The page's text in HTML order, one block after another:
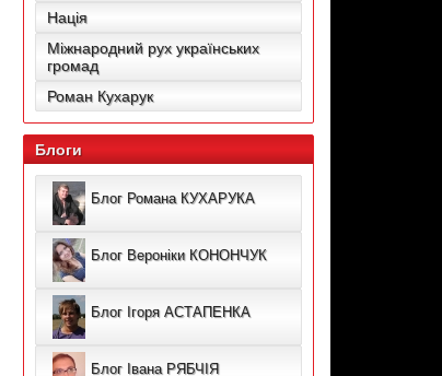
Нація
Міжнародний рух українських
громад
Роман Кухарук
Блоги
Блог Романа КУХАРУКА
Блог Вероніки КОНОНЧУК
Блог Ігоря АСТАПЕНКА
Блог Івана РЯБЧІЯ